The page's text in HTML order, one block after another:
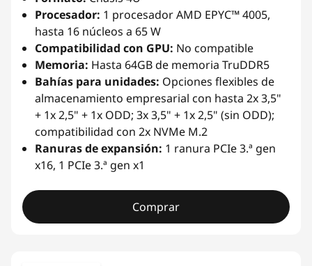
Procesador: 1 procesador AMD EPYC™ 4005,
hasta 16 núcleos a 65 W
Compatibilidad con GPU: No compatible
Memoria: Hasta 64GB de memoria TruDDR5
Bahías para unidades: Opciones flexibles de
almacenamiento empresarial con hasta 2x 3,5"
+ 1x 2,5" + 1x ODD; 3x 3,5" + 1x 2,5" (sin ODD);
compatibilidad con 2x NVMe M.2
Ranuras de expansión: 1 ranura PCIe 3.ª gen
x16, 1 PCIe 3.ª gen x1
Comprar